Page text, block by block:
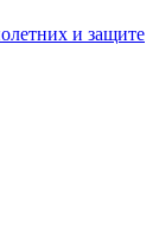
и защите